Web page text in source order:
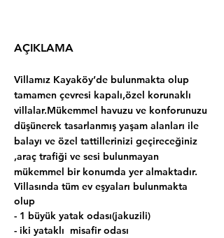
AÇIKLAMA
Villamız Kayaköy’de bulunmakta olup
tamamen çevresi kapalı,özel korunaklı
villalar.Mükemmel havuzu ve konforunuzu
düşünerek tasarlanmış yaşam alanları ile
balayı ve özel tattillerinizi geçireceğiniz
,araç trafiği ve sesi bulunmayan
mükemmel bir konumda yer almaktadır.
Villasında tüm ev eşyaları bulunmakta
olup
- 1 büyük yatak odası(jakuzili)
- iki yataklı  misafir odası